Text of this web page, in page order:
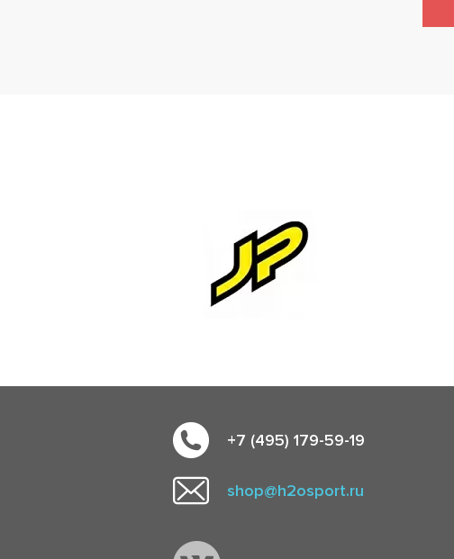
+7 (495) 179-59-19
shop@h2osport.ru